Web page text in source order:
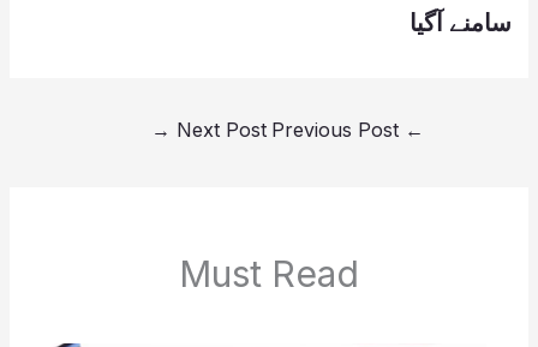
سامنے آگیا
←
Next Post
→
Must Read